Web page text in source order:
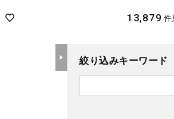
13,879 件
絞り込みキーワード